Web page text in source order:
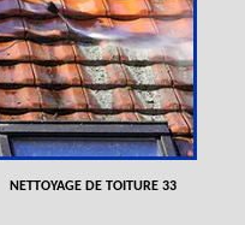
NETTOYAGE DE TOITURE 33